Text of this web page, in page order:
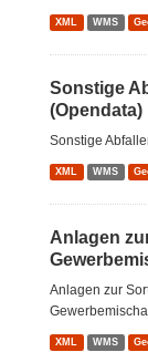
XML WMS
Sonstige
(Opendata)
Sonstige
XML WMS
Anlagen
Anlagen zur
XML WMS